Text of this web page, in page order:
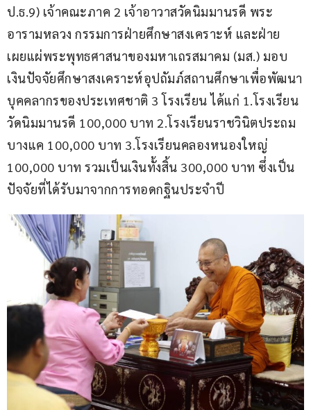
ป.ธ.9) เจ้าคณะภาค 2 เจ้าอาวาสวัดนิมมานรดี พระ
อารามหลวง กรรมการฝ่ายศึกษาสงเคราะห์ และฝ่าย
เผยแผ่พระพุทธศาสนาของมหาเถรสมาคม (มส.) มอบ
เงินปัจจัยศึกษาสงเคราะห์อุปถัมภ์สถานศึกษาเพื่อพัฒนา
บุคคลากรของประเทศชาติ 3 โรงเรียน ได้แก่ 1.โรงเรียน
วัดนิมมานรดี 100,000 บาท 2.โรงเรียนราชวินิตประถม
บางแค 100,000 บาท 3.โรงเรียนคลองหนองใหญ่
100,000 บาท รวมเป็นเงินทั้งสิ้น 300,000 บาท ซึ่งเป็น
ปัจจัยที่ได้รับมาจากการทอดกฐินประจำปี